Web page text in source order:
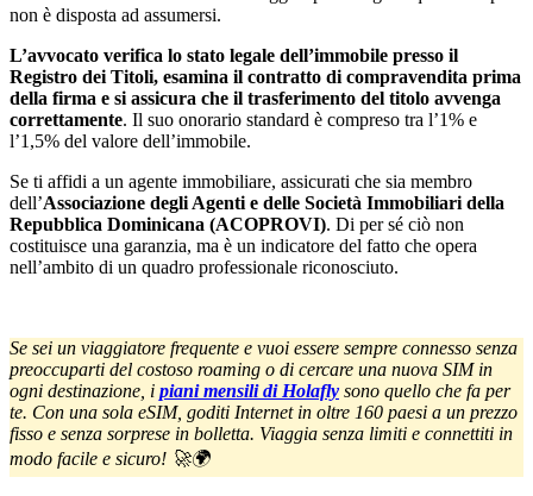
non è disposta ad assumersi.
L’avvocato verifica lo stato legale dell’immobile presso il
Registro dei Titoli, esamina il contratto di compravendita prima
della firma e si assicura che il trasferimento del titolo avvenga
correttamente. Il suo onorario standard è compreso tra l’1% e
l’1,5% del valore dell’immobile.
Se ti affidi a un agente immobiliare, assicurati che sia membro
dell’Associazione degli Agenti e delle Società Immobiliari della
Repubblica Dominicana (ACOPROVI). Di per sé ciò non
costituisce una garanzia, ma è un indicatore del fatto che opera
nell’ambito di un quadro professionale riconosciuto.
Se sei un viaggiatore frequente e vuoi essere sempre connesso senza
preoccuparti del costoso roaming o di cercare una nuova SIM in
ogni destinazione, i piani mensili di Holafly sono quello che fa per
te. Con una sola eSIM, goditi Internet in oltre 160 paesi a un prezzo
fisso e senza sorprese in bolletta. Viaggia senza limiti e connettiti in
modo facile e sicuro! 🚀🌍